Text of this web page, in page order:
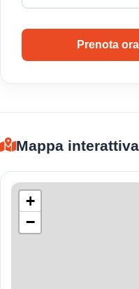
Prenota ora
Mappa
+
−